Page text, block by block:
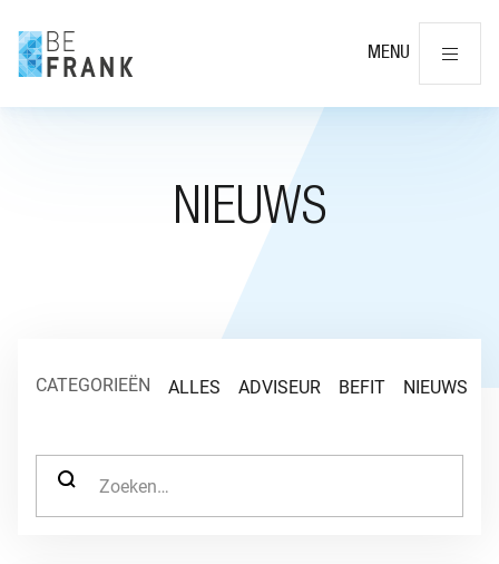
MENU
NIEUWS
CATEGORIEËN ALLES ADVISEUR BEFIT NIEUWS
ZOEK NAAR: